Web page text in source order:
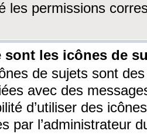
les permissions
sont les icônes de
de sujets sont
avec des
d’utiliser des
par l’administrateur